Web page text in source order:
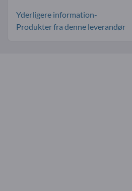
Yderligere information-
Produkter fra denne leverandør